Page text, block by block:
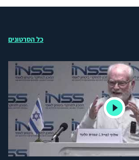
כל הסרטונים